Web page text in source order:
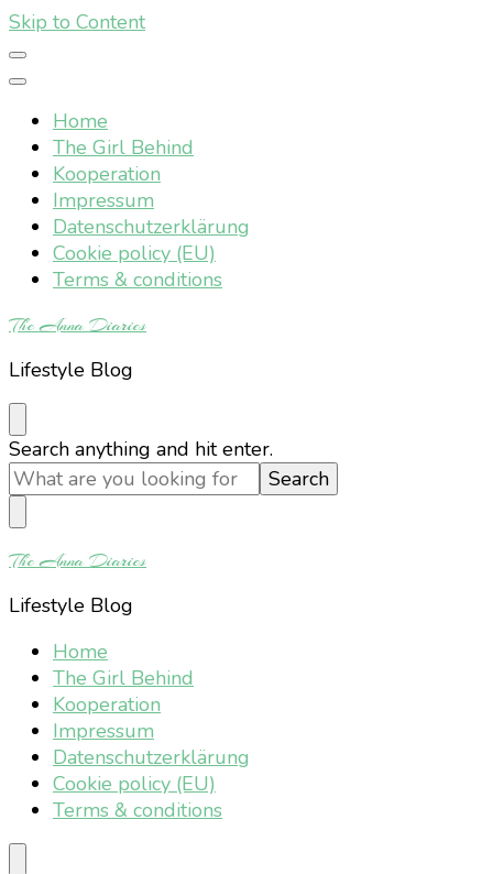
Skip to Content
Home
The Girl Behind
Kooperation
Impressum
Datenschutzerklärung
Cookie policy (EU)
Terms & conditions
The Anna Diaries
Lifestyle Blog
Looking
for
Something?
Search anything and hit enter.
The Anna Diaries
Lifestyle Blog
Home
The Girl Behind
Kooperation
Impressum
Datenschutzerklärung
Cookie policy (EU)
Terms & conditions